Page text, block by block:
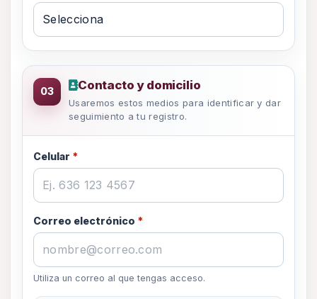
Datos de contacto y domicilio
03 Contacto y domicilio
Usaremos estos medios para identificar y dar
seguimiento a tu registro.
Celular *
Correo electrónico *
Utiliza un correo al que tengas acceso.